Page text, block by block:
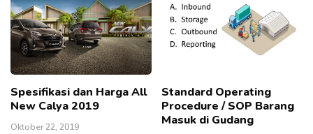
Spesifikasi dan Harga All
New Calya 2019
Oktober 22, 2019
Standard Operating
Procedure / SOP Barang
Masuk di Gudang